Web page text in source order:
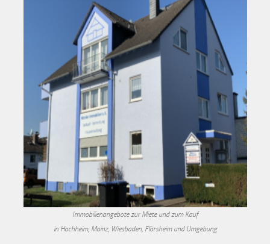
Immobilienangebote zur Miete und zum Kauf
in Hochheim, Mainz, Wiesbaden, Flörsheim und Umgebung